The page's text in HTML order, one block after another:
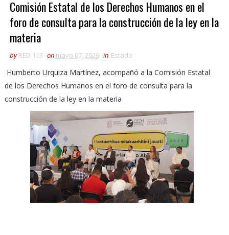
Comisión Estatal de los Derechos Humanos en el
foro de consulta para la construcción de la ley en la
materia
by RED 113 on mayo 07, 2026 in Estado
Humberto Urquiza Martínez, acompañó a la Comisión Estatal
de los Derechos Humanos en el foro de consulta para la
construcción de la ley en la materia